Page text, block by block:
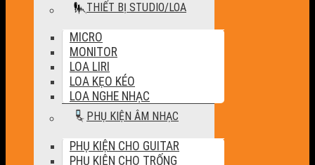
THIẾT BỊ STUDIO/LOA
MICRO
MONITOR
LOA LIRI
LOA KẸO KÉO
LOA NGHE NHẠC
PHỤ KIỆN ÂM NHẠC
PHỤ KIỆN CHO GUITAR
PHỤ KIỆN CHO TRỐNG